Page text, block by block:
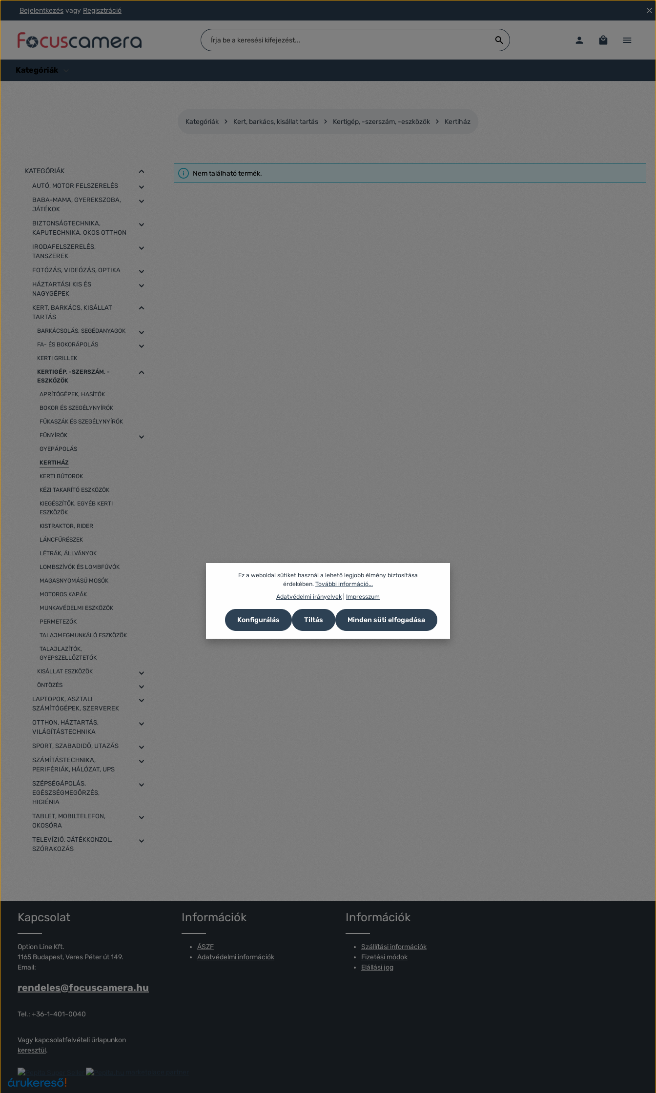
a fő tartalomra
Ugrás a kereséshez
Ugrás a fő navigációhoz
Bejelentkezés vagy Regisztráció
Kategóriák
Kategóriák Kert, barkács, kisállat tartás Kertigép, -szerszám, -eszközök Kertiház
KATEGÓRIÁK
AUTÓ, MOTOR FELSZERELÉS
BABA-MAMA, GYEREKSZOBA,
JÁTÉKOK
BIZTONSÁGTECHNIKA,
KAPUTECHNIKA, OKOS OTTHON
IRODAFELSZERELÉS,
TANSZEREK
FOTÓZÁS, VIDEÓZÁS, OPTIKA
HÁZTARTÁSI KIS ÉS
NAGYGÉPEK
KERT, BARKÁCS, KISÁLLAT
TARTÁS
BARKÁCSOLÁS, SEGÉDANYAGOK
FA- ÉS BOKORÁPOLÁS
KERTI GRILLEK
KERTIGÉP, -SZERSZÁM, -
ESZKÖZÖK
APRÍTÓGÉPEK, HASÍTÓK
BOKOR ÉS SZEGÉLYNYÍRÓK
FŰKASZÁK ÉS SZEGÉLYNYÍRÓK
FŰNYÍRÓK
GYEPÁPOLÁS
KERTIHÁZ
KERTI BÚTOROK
KÉZI TAKARÍTÓ ESZKÖZÖK
KIEGÉSZÍTŐK, EGYÉB KERTI
ESZKÖZÖK
KISTRAKTOR, RIDER
LÁNCFŰRÉSZEK
LÉTRÁK, ÁLLVÁNYOK
LOMBSZÍVÓK ÉS LOMBFÚVÓK
MAGASNYOMÁSÚ MOSÓK
MOTOROS KAPÁK
MUNKAVÉDELMI ESZKÖZÖK
PERMETEZŐK
TALAJMEGMUNKÁLÓ ESZKÖZÖK
TALAJLAZÍTÓK,
GYEPSZELLŐZTETŐK
KISÁLLAT ESZKÖZÖK
ÖNTÖZÉS
LAPTOPOK, ASZTALI
SZÁMÍTÓGÉPEK, SZERVEREK
OTTHON, HÁZTARTÁS,
VILÁGÍTÁSTECHNIKA
SPORT, SZABADIDŐ, UTAZÁS
SZÁMÍTÁSTECHNIKA,
PERIFÉRIÁK, HÁLÓZAT, UPS
SZÉPSÉGÁPOLÁS,
EGÉSZSÉGMEGŐRZÉS,
HIGIÉNIA
TABLET, MOBILTELEFON,
OKOSÓRA
TELEVÍZIÓ, JÁTÉKKONZOL,
SZÓRAKOZÁS
Nem található termék.
Kapcsolat
Option Line Kft.
1165 Budapest, Veres Péter út 149.
Email:
rendeles@focuscamera.hu
Tel.: +36-1-401-0040
Vagy kapcsolatfelvételi űrlapunkon
keresztül.
Információk
ÁSZF
Adatvédelmi információk
Információk
Szállítási információk
Fizetési módok
Elállási jog
Ez a weboldal sütiket használ a lehető legjobb élmény biztosítása
érdekében. További információ...
Adatvédelmi irányelvek
Impresszum
Tiltás
Konfigurálás Minden süti elfogadása